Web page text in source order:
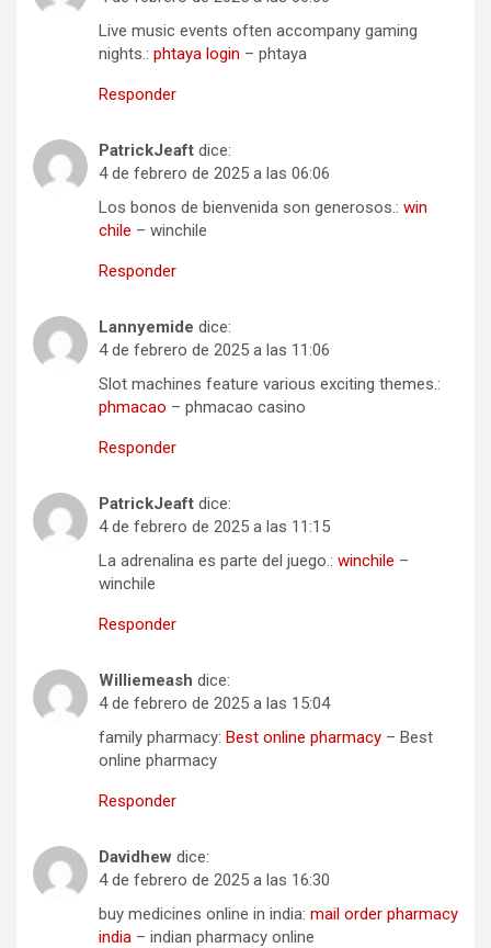
Live music events often accompany gaming
nights.: phtaya login – phtaya
Responder
PatrickJeaft dice:
4 de febrero de 2025 a las 06:06
Los bonos de bienvenida son generosos.: win
chile – winchile
Responder
Lannyemide dice:
4 de febrero de 2025 a las 11:06
Slot machines feature various exciting themes.:
phmacao – phmacao casino
Responder
PatrickJeaft dice:
4 de febrero de 2025 a las 11:15
La adrenalina es parte del juego.: winchile –
winchile
Responder
Williemeash dice:
4 de febrero de 2025 a las 15:04
family pharmacy: Best online pharmacy – Best
online pharmacy
Responder
Davidhew dice:
4 de febrero de 2025 a las 16:30
buy medicines online in india: mail order pharmacy
india – indian pharmacy online